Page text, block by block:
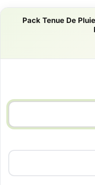
Pack Tenue De